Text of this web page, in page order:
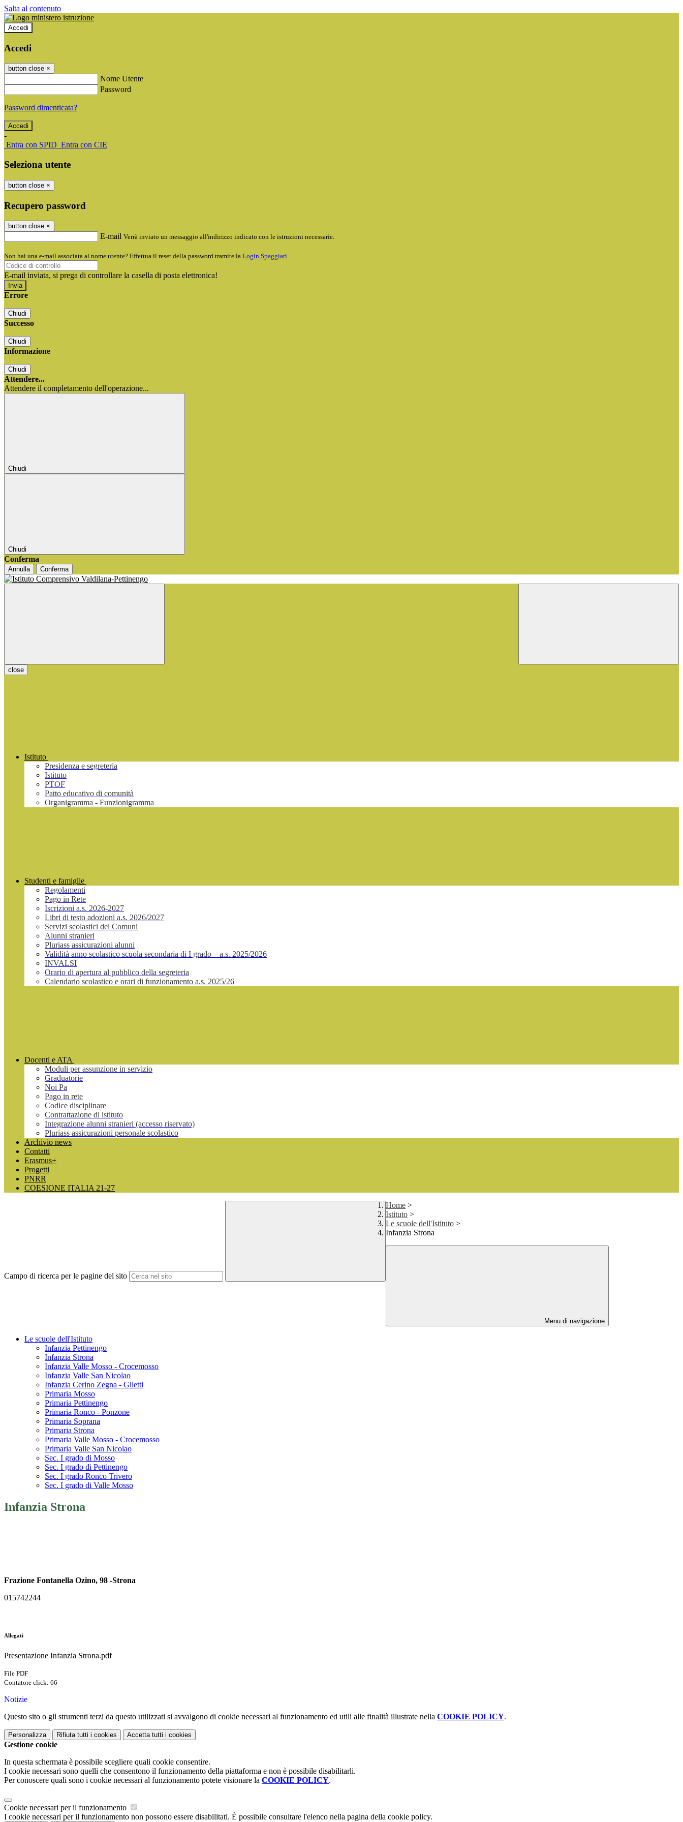
Salta al contenuto
Accedi
Accedi
button close ×
Nome Utente
Password
Password dimenticata?
-
Entra con SPID Entra con CIE
Seleziona utente
button close ×
Recupero password
button close ×
E-mail Verrà inviato un messaggio all'indirizzo indicato con le istruzioni necessarie.
Non hai una e-mail associata al nome utente? Effettua il reset della password tramite la Login Spaggiari
E-mail inviata, si prega di controllare la casella di posta elettronica!
Errore
Chiudi
Successo
Chiudi
Informazione
Chiudi
Attendere...
Attendere il completamento dell'operazione...
Chiudi
Chiudi
Conferma
Annulla Conferma
close
Istituto
Presidenza e segreteria
Istituto
PTOF
Patto educativo di comunità
Organigramma - Funzionigramma
Studenti e famiglie
Regolamenti
Pago in Rete
Iscrizioni a.s. 2026-2027
Libri di testo adozioni a.s. 2026/2027
Servizi scolastici dei Comuni
Alunni stranieri
Pluriass assicurazioni alunni
Validità anno scolastico scuola secondaria di I grado – a.s. 2025/2026
INVALSI
Orario di apertura al pubblico della segreteria
Calendario scolastico e orari di funzionamento a.s. 2025/26
Docenti e ATA
Moduli per assunzione in servizio
Graduatorie
Noi Pa
Pago in rete
Codice disciplinare
Contrattazione di istituto
Integrazione alunni stranieri (accesso riservato)
Pluriass assicurazioni personale scolastico
Archivio news
Contatti
Erasmus+
Progetti
PNRR
COESIONE ITALIA 21-27
Campo di ricerca per le pagine del sito
Home >
Istituto >
Le scuole dell'Istituto >
Infanzia Strona
Menu di navigazione
Le scuole dell'Istituto
Infanzia Pettinengo
Infanzia Strona
Infanzia Valle Mosso - Crocemosso
Infanzia Valle San Nicolao
Infanzia Cerino Zegna - Giletti
Primaria Mosso
Primaria Pettinengo
Primaria Ronco - Ponzone
Primaria Soprana
Primaria Strona
Primaria Valle Mosso - Crocemosso
Primaria Valle San Nicolao
Sec. I grado di Mosso
Sec. I grado di Pettinengo
Sec. I grado Ronco Trivero
Sec. I grado di Valle Mosso
Infanzia Strona
Frazione Fontanella Ozino, 98 -Strona
015742244
Allegati
Presentazione Infanzia Strona.pdf
File PDF
Contatore click: 66
Notizie
Questo sito o gli strumenti terzi da questo utilizzati si avvalgono di cookie necessari al funzionamento ed utili alle finalità illustrate nella COOKIE POLICY.
Personalizza Rifiuta tutti i cookies Accetta tutti i cookies
Gestione cookie
In questa schermata è possibile scegliere quali cookie consentire.
I cookie necessari sono quelli che consentono il funzionamento della piattaforma e non è possibile disabilitarli.
Per conoscere quali sono i cookie necessari al funzionamento potete visionare la COOKIE POLICY.
Cookie necessari per il funzionamento
I cookie necessari per il funzionamento non possono essere disabilitati. È possibile consultare l'elenco nella pagina della cookie policy.